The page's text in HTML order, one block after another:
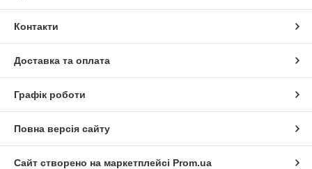
Контакти
Доставка та оплата
Графік роботи
Повна версія сайту
Сайт створено на маркетплейсі Prom.ua